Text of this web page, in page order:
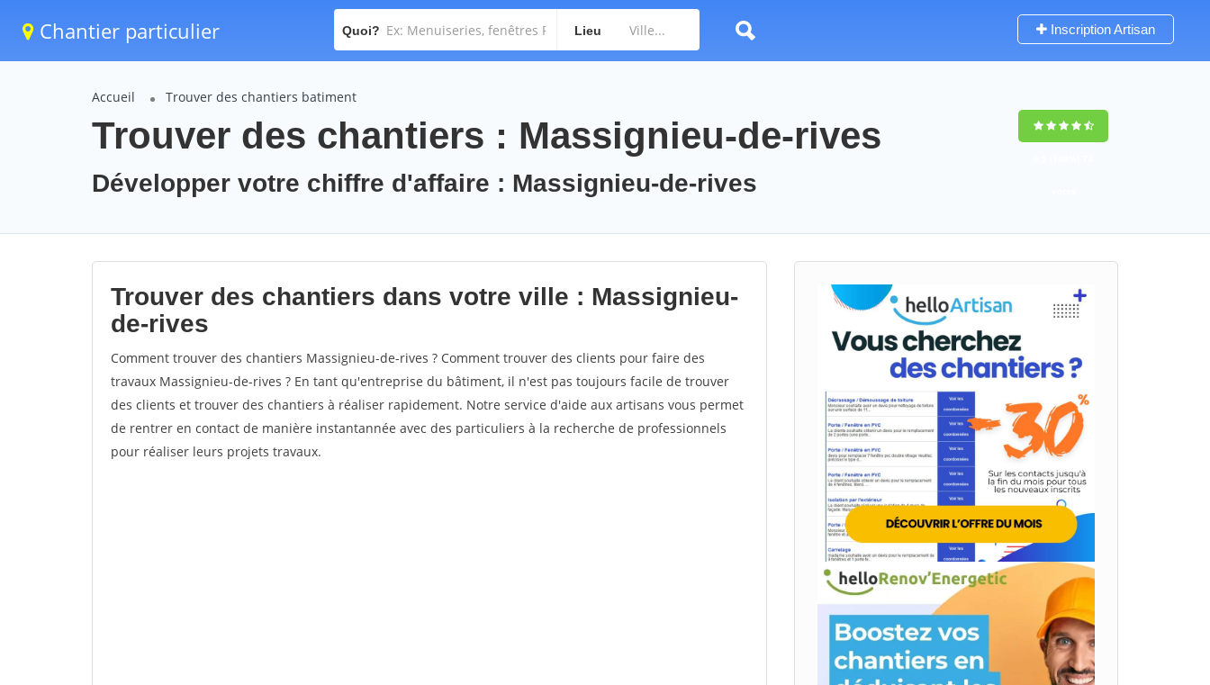
Chantier particulier Quoi? Lieu Inscription Artisan
Accueil Trouver des chantiers batiment
Trouver des chantiers : Massignieu-de-rives
Développer votre chiffre d'affaire : Massignieu-de-rives
Trouver des chantiers dans votre ville : Massignieu-
de-rives
Comment trouver des chantiers Massignieu-de-rives ? Comment trouver des clients pour faire des
travaux Massignieu-de-rives ? En tant qu'entreprise du bâtiment, il n'est pas toujours facile de trouver
des clients et trouver des chantiers à réaliser rapidement. Notre service d'aide aux artisans vous permet
de rentrer en contact de manière instantannée avec des particuliers à la recherche de professionnels
pour réaliser leurs projets travaux.